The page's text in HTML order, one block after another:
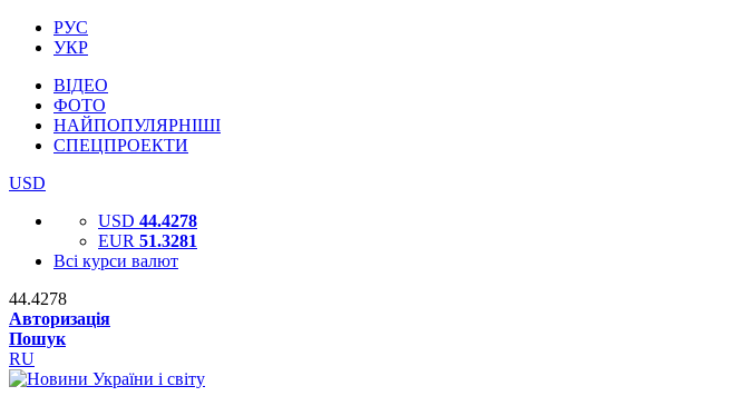
РУС
УКР
ВІДЕО
ФОТО
НАЙПОПУЛЯРНІШІ
СПЕЦПРОЕКТИ
USD
USD 44.4278
EUR 51.3281
Всі курси валют
44.4278
Авторизація
Пошук
RU